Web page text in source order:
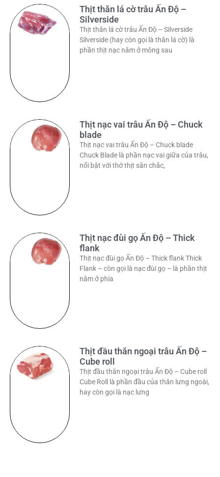
Thịt thăn lá cờ trâu Ấn Độ –
Silverside
Thịt thăn lá cờ trâu Ấn Độ – Silverside
Silverside (hay còn gọi là thăn lá cờ) là
phần thịt nạc nằm ở mông sau
Thịt nạc vai trâu Ấn Độ – Chuck
blade
Thịt nạc vai trâu Ấn Độ – Chuck blade
Chuck Blade là phần nạc vai giữa của trâu,
nổi bật với thớ thịt săn chắc,
Thịt nạc đùi gọ Ấn Độ – Thick
flank
Thịt nạc đùi gọ Ấn Độ – Thick flank Thick
Flank – còn gọi là nạc đùi gọ – là phần thịt
nằm ở phía
Thịt đầu thăn ngoại trâu Ấn Độ –
Cube roll
Thịt đầu thăn ngoại trâu Ấn Độ – Cube roll
Cube Roll là phần đầu của thăn lưng ngoài,
hay còn gọi là nạc lưng